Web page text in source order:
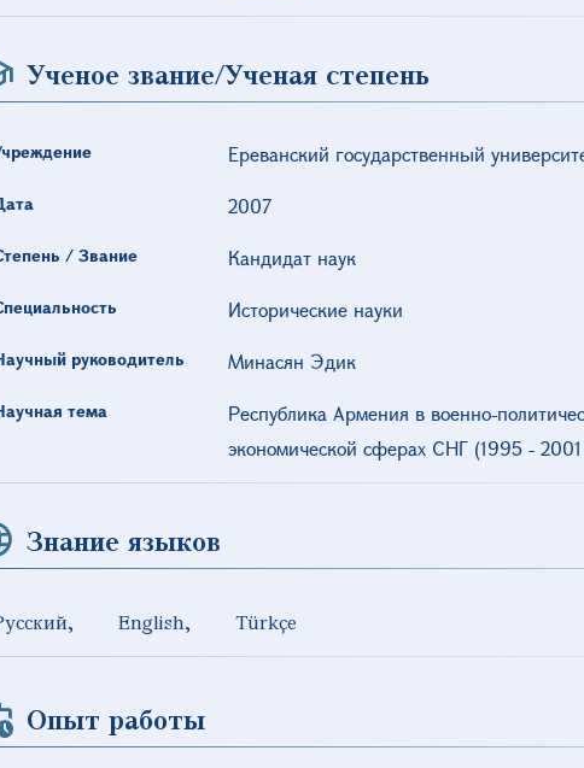
Ученое звание/Ученая степень
Ереванский государственный
2007
/ Звание Кандидат наук
Исторические науки
руководитель Минасян Эдик
тема
Республика Армения в военно-
экономической сферах СНГ (1995 - 2001
Знание языков
English Türkçe
Опыт работы